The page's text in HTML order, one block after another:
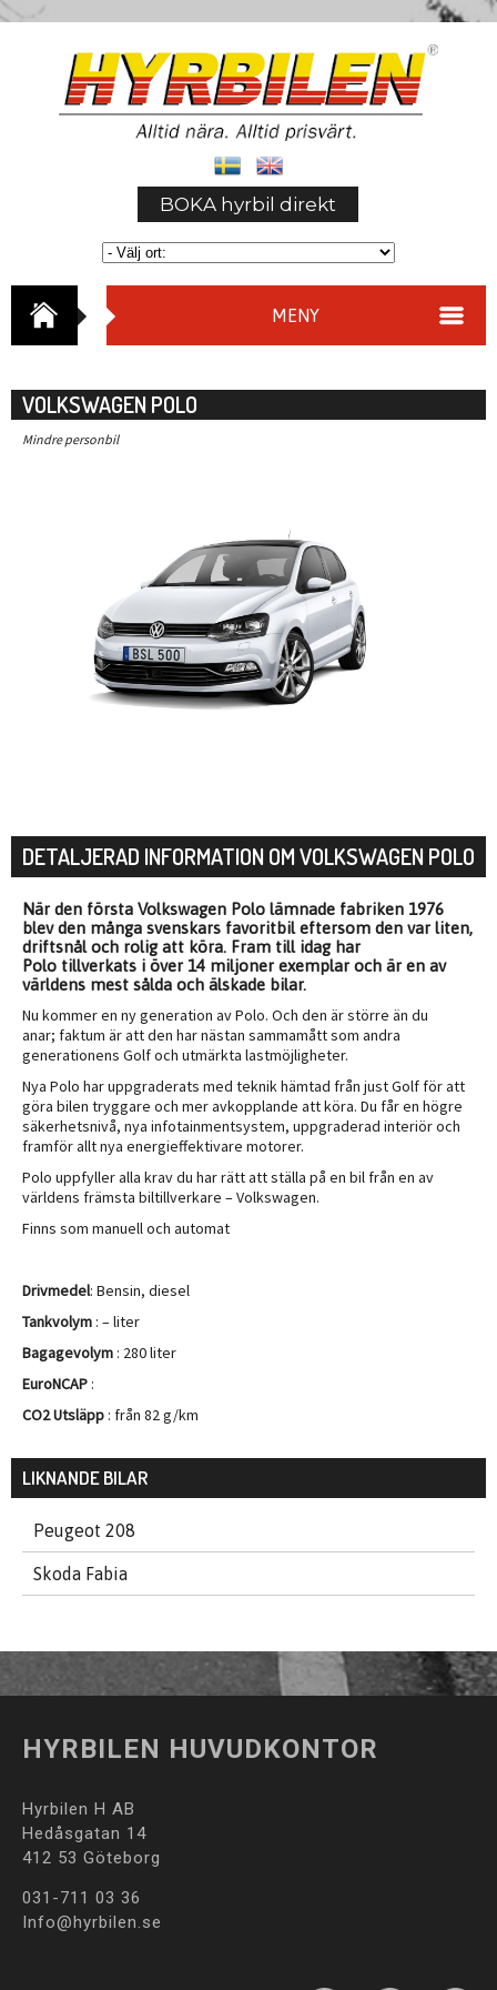
BOKA hyrbil direkt
MENY
VOLKSWAGEN POLO
Mindre personbil
DETALJERAD INFORMATION OM VOLKSWAGEN POLO
När den första Volkswagen Polo lämnade fabriken 1976
blev den många svenskars favoritbil eftersom den var liten,
driftsnål och rolig att köra. Fram till idag har
Polo tillverkats i över 14 miljoner exemplar och är en av
världens mest sålda och älskade bilar.
Nu kommer en ny generation av Polo. Och den är större än du
anar; faktum är att den har nästan sammamått som andra
generationens Golf och utmärkta lastmöjligheter.
Nya Polo har uppgraderats med teknik hämtad från just Golf för att
göra bilen tryggare och mer avkopplande att köra. Du får en högre
säkerhetsnivå, nya infotainmentsystem, uppgraderad interiör och
framför allt nya energieffektivare motorer.
Polo uppfyller alla krav du har rätt att ställa på en bil från en av
världens främsta biltillverkare – Volkswagen.
Finns som manuell och automat
Drivmedel: Bensin, diesel
Tankvolym : – liter
Bagagevolym : 280 liter
EuroNCAP :
CO2 Utsläpp : från 82 g/km
LIKNANDE BILAR
Peugeot 208
Skoda Fabia
HYRBILEN HUVUDKONTOR
Hyrbilen H AB
Hedåsgatan 14
412 53 Göteborg
031-711 03 36
Info@hyrbilen.se